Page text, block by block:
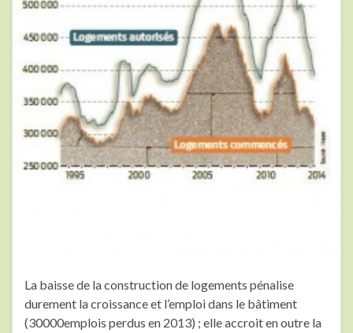
La baisse de la construction de logements pénalise
durement la croissance et l’emploi dans le bâtiment
(30000emplois perdus en 2013) ; elle accroit en outre la